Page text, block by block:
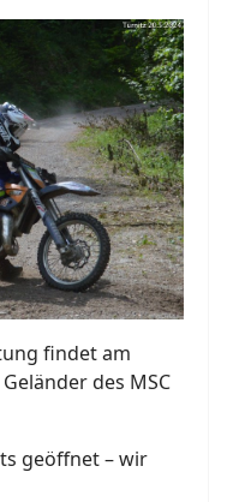
findet am
des MSC
geöffnet – wir